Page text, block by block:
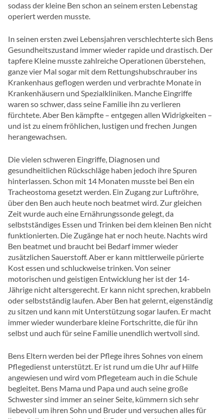
sodass der kleine Ben schon an seinem ersten Lebenstag
operiert werden musste.
In seinen ersten zwei Lebensjahren verschlechterte sich Bens
Gesundheitszustand immer wieder rapide und drastisch. Der
tapfere Kleine musste zahlreiche Operationen überstehen,
ganze vier Mal sogar mit dem Rettungshubschrauber ins
Krankenhaus geflogen werden und verbrachte Monate in
Krankenhäusern und Spezialkliniken. Manche Eingriffe
waren so schwer, dass seine Familie ihn zu verlieren
fürchtete. Aber Ben kämpfte – entgegen allen Widrigkeiten –
und ist zu einem fröhlichen, lustigen und frechen Jungen
herangewachsen.
Die vielen schweren Eingriffe, Diagnosen und
gesundheitlichen Rückschläge haben jedoch ihre Spuren
hinterlassen. Schon mit 14 Monaten musste bei Ben ein
Tracheostoma gesetzt werden. Ein Zugang zur Luftröhre,
über den Ben auch heute noch beatmet wird. Zur gleichen
Zeit wurde auch eine Ernährungssonde gelegt, da
selbstständiges Essen und Trinken bei dem kleinen Ben nicht
funktionierten. Die Zugänge hat er noch heute. Nachts wird
Ben beatmet und braucht bei Bedarf immer wieder
zusätzlichen Sauerstoff. Aber er kann mittlerweile pürierte
Kost essen und schluckweise trinken. Von seiner
motorischen und geistigen Entwicklung her ist der 14-
Jährige nicht altersgerecht. Er kann nicht sprechen, krabbeln
oder selbstständig laufen. Aber Ben hat gelernt, eigenständig
zu sitzen und kann mit Unterstützung sogar laufen. Er macht
immer wieder wunderbare kleine Fortschritte, die für ihn
selbst und auch für seine Familie unendlich wertvoll sind.
Bens Eltern werden bei der Pflege ihres Sohnes von einem
Pflegedienst unterstützt. Er ist rund um die Uhr auf Hilfe
angewiesen und wird vom Pflegeteam auch in die Schule
begleitet. Bens Mama und Papa und auch seine große
Schwester sind immer an seiner Seite, kümmern sich sehr
liebevoll um ihren Sohn und Bruder und versuchen alles für